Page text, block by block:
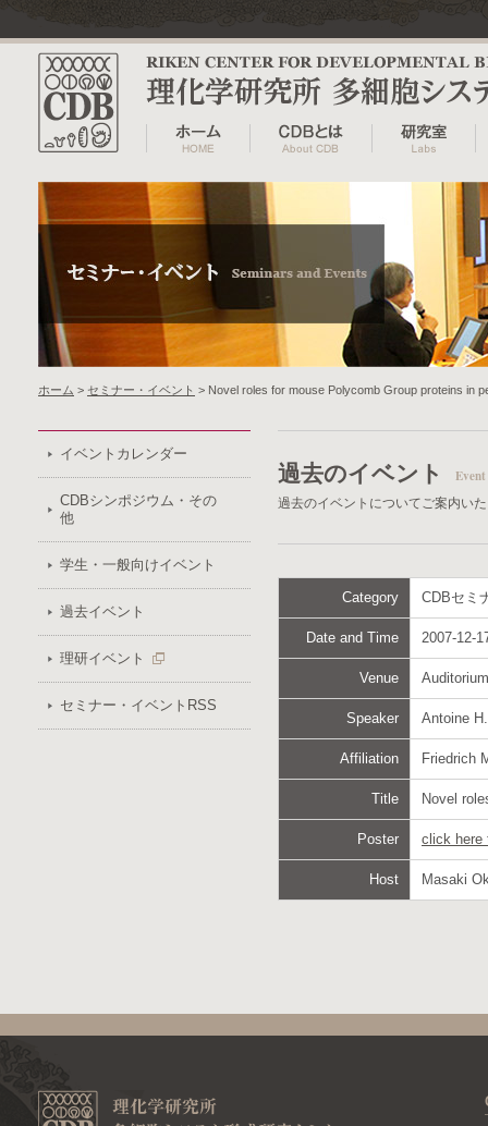
ホーム > セミナー・イベント > Novel roles for mouse Polycomb Group proteins in
イベントカレンダー
CDBシンポジウム・その
他
学生・一般向けイベント
過去イベント
理研イベント
セミナー・イベントRSS
過去のイベント
過去のイベントについてご案内い
Category CDBセミ
Date and Time 2007-12-
Venue
Speaker Antoine
Affiliation Friedrich
Title Novel
Poster click here
Host Masaki